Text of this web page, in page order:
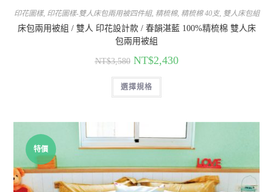
印花圖樣, 印花圖樣-雙人床包兩用被四件組, 精梳棉, 精梳棉 40支, 雙人床包組
床包兩用被組 / 雙人 印花設計款 / 春韻湛藍 100%精梳棉 雙人床
包兩用被組
NT$3,580 NT$2,430
選擇規格
特價